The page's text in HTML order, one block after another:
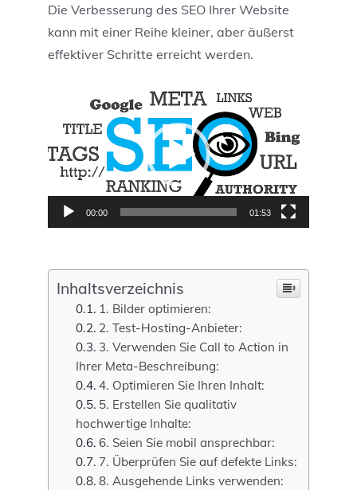
Die Verbesserung des SEO Ihrer Website
kann mit einer Reihe kleiner, aber äußerst
effektiver Schritte erreicht werden.
00:00 01:53
Inhaltsverzeichnis
1. Bilder optimieren:
2. Test-Hosting-Anbieter:
3. Verwenden Sie Call to Action in
Ihrer Meta-Beschreibung:
4. Optimieren Sie Ihren Inhalt:
5. Erstellen Sie qualitativ
hochwertige Inhalte:
6. Seien Sie mobil ansprechbar:
7. Überprüfen Sie auf defekte Links:
8. Ausgehende Links verwenden: